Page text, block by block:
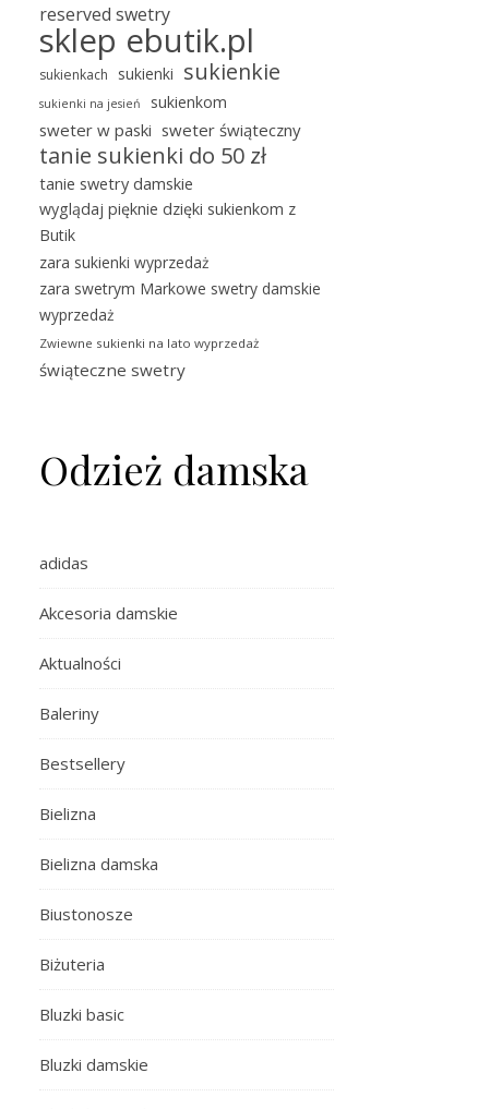
reserved swetry
sklep ebutik.pl
sukienkach sukienki sukienkie
sukienki na jesień sukienkom
sweter w paski sweter świąteczny
tanie sukienki do 50 zł
tanie swetry damskie
wyglądaj pięknie dzięki sukienkom z
Butik
zara sukienki wyprzedaż
zara swetrym Markowe swetry damskie
wyprzedaż
Zwiewne sukienki na lato wyprzedaż
świąteczne swetry
Odzież damska
adidas
Akcesoria damskie
Aktualności
Baleriny
Bestsellery
Bielizna
Bielizna damska
Biustonosze
Biżuteria
Bluzki basic
Bluzki damskie